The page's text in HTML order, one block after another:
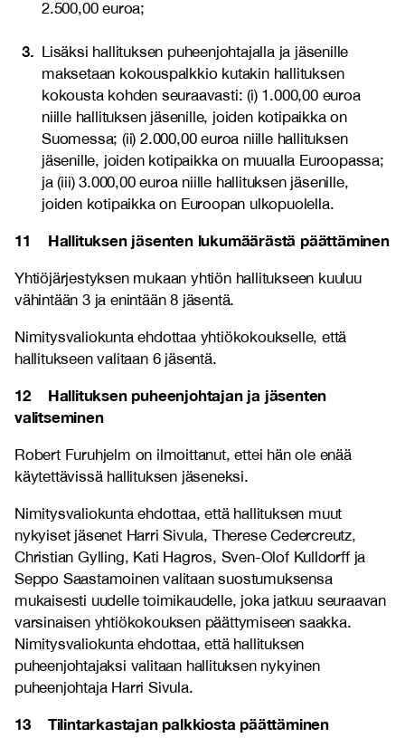
2.500,00 euroa;
Lisäksi hallituksen puheenjohtajalla ja jäsenille
maksetaan kokouspalkkio kutakin hallituksen
kokousta kohden seuraavasti: (i) 1.000,00 euroa
niille hallituksen jäsenille, joiden kotipaikka on
Suomessa; (ii) 2.000,00 euroa niille hallituksen
jäsenille, joiden kotipaikka on muualla Euroopassa;
ja (iii) 3.000,00 euroa niille hallituksen jäsenille,
joiden kotipaikka on Euroopan ulkopuolella.
11 Hallituksen jäsenten lukumäärästä päättäminen
Yhtiöjärjestyksen mukaan yhtiön hallitukseen kuuluu
vähintään 3 ja enintään 8 jäsentä.
Nimitysvaliokunta ehdottaa yhtiökokoukselle, että
hallitukseen valitaan 6 jäsentä.
12 Hallituksen puheenjohtajan ja jäsenten
valitseminen
Robert Furuhjelm on ilmoittanut, ettei hän ole enää
käytettävissä hallituksen jäseneksi.
Nimitysvaliokunta ehdottaa, että hallituksen muut
nykyiset jäsenet Harri Sivula, Therese Cedercreutz,
Christian Gylling, Kati Hagros, Sven-Olof Kulldorff ja
Seppo Saastamoinen valitaan suostumuksensa
mukaisesti uudelle toimikaudelle, joka jatkuu seuraavan
varsinaisen yhtiökokouksen päättymiseen saakka.
Nimitysvaliokunta ehdottaa, että hallituksen
puheenjohtajaksi valitaan hallituksen nykyinen
puheenjohtaja Harri Sivula.
13 Tilintarkastajan palkkiosta päättäminen